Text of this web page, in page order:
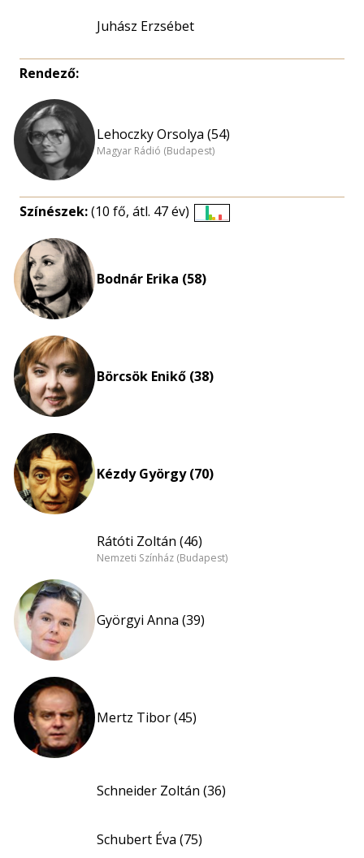
Juhász Erzsébet
Rendező:
Lehoczky Orsolya (54)
Magyar Rádió (Budapest)
Színészek:(10 fő, átl. 47 év)
Bodnár Erika (58)
Börcsök Enikő (38)
Kézdy György (70)
Rátóti Zoltán (46)
Nemzeti Színház (Budapest)
Györgyi Anna (39)
Mertz Tibor (45)
Schneider Zoltán (36)
Schubert Éva (75)